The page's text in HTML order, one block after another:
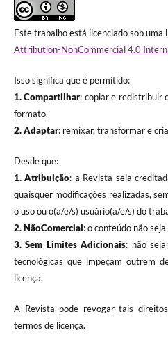
Este trabalho está licenciado sob uma
Attribution-NonCommercial 4.0
Isso significa que é permitido:
1. Compartilhar: copiar e redistribuir
formato.
2. Adaptar: remixar, transformar e
Desde que:
1. Atribuição: a Revista seja
quaisquer modificações realizadas,
o uso ou o(a/e/s) usuário(a/e/s) do
2. NãoComercial: o conteúdo não
3.Sem Limites Adicionais: não
tecnológicas que impeçam outrem
licença.
A Revista pode revogar tais
termos de licença.